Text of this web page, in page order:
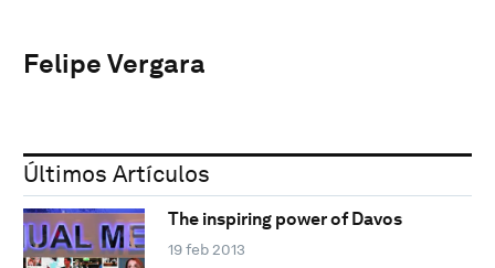
Felipe Vergara
Últimos Artículos
The inspiring power of Davos
19 feb 2013